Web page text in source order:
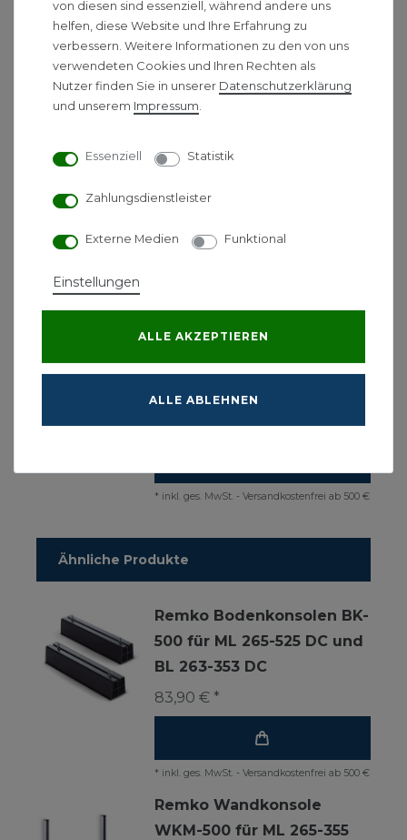
Geeignet für Klimageräte vom Typ
ML 525 DC
FÜR DIE SICHERE
GERÄTEBEFESTIGUNG AN DER
ER SERIE MALAGA 525 DC
Zubehör
Remko Inverter Split-
Klimaanlage ML 525 DC 5,3
* inkl. ges. MwSt. - Versandkostenfrei ab 500 €
Ähnliche Produkte
Remko Bodenkonsolen BK-
500 für ML 265-525 DC und
BL 263-353 DC
83,90 € *
* inkl. ges. MwSt. - Versandkostenfrei ab 500 €
Remko Wandkonsole
WKM-500 für ML 265-355
von diesen sind essenziell, während andere uns
helfen, diese Website und Ihre Erfahrung zu
verbessern. Weitere Informationen zu den von uns
verwendeten Cookies und Ihren Rechten als
Nutzer finden Sie in unserer Daten­schutz­erklärung
und unserem Impressum
Essenziell Statistik
Zahlungsdienstleister
Externe Medien Funktional
Einstellungen
ALLE AKZEPTIEREN
ALLE ABLEHNEN